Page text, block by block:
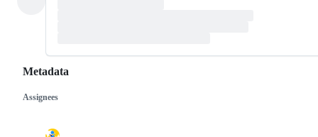
Metadata
Metadata
Assignees
Issue
actions